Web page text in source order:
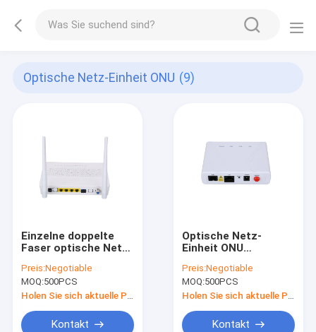
Optische Netz-Einheit ONU (9)
Einzelne doppelte
Faser optische Netz-
Preis:Negotiable
MOQ:500PCS
Kontakt
Optische Netz-
Einheit ONU
10/100/1000M Fiber
Router 1GE GEPON
EPON
Preis:Negotiable
MOQ:500PCS
Kontakt